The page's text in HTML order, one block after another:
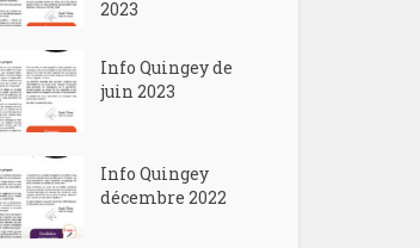
2023
Info Quingey de
juin 2023
Info Quingey
décembre 2022